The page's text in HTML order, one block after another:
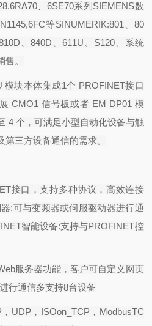
、6SE70系列SIEMENS数
等SINUMERIK:801、80
、840D、611U、S120、系统
。
模块本体集成1个 PROFINET接口
展CMO1信号板或者 EM DP01 模
4 个，可满足小型自动化设备与触
三方设备通信的需求。
接口，支持多种协议，高效连接
:可与变频器或伺服驱动器进行通
智能设备:支持与PROFINET控
服务器功能，客户可自定义网页
行通信多支持8台设备
， UDP， ISOon_TCP， ModbusTC